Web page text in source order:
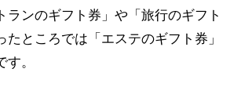
ランのギフト券」や「旅行のギフト
たところでは「エステのギフト券」
。